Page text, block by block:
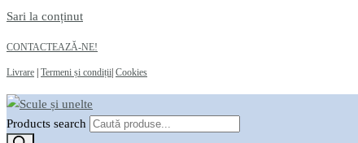
Sari la conținut
CONTACTEAZĂ-NE!
Livrare Termeni și condiții Cookies
Scule și unelte
Magazin online
Products search